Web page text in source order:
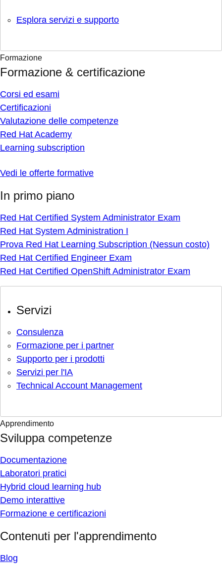
Esplora servizi e supporto
Formazione
Formazione & certificazione
Corsi ed esami
Certificazioni
Valutazione delle competenze
Red Hat Academy
Learning subscription
Vedi le offerte formative
In primo piano
Red Hat Certified System Administrator Exam
Red Hat System Administration I
Prova Red Hat Learning Subscription (Nessun costo)
Red Hat Certified Engineer Exam
Red Hat Certified OpenShift Administrator Exam
Servizi
Consulenza
Formazione per i partner
Supporto per i prodotti
Servizi per l'IA
Technical Account Management
Apprendimento
Sviluppa competenze
Documentazione
Laboratori pratici
Hybrid cloud learning hub
Demo interattive
Formazione e certificazioni
Contenuti per l'apprendimento
Blog